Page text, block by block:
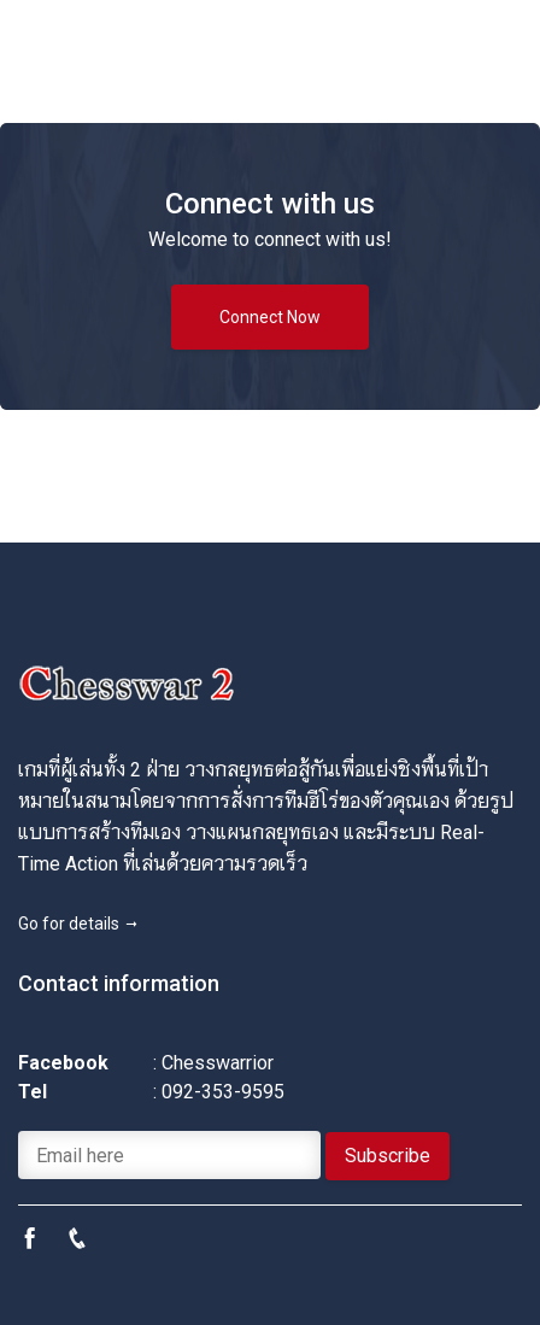
Connect with us
Welcome to connect with us!
Connect Now
เกมที่ผู้เล่นทั้ง 2 ฝ่าย วางกลยุทธต่อสู้กันเพื่อแย่งชิงพื้นที่เป้า
หมายในสนามโดยจากการสั่งการทีมฮีโร่ของตัวคุณเอง ด้วยรูป
แบบการสร้างทีมเอง วางแผนกลยุทธเอง และมีระบบ Real-
Time Action ที่เล่นด้วยความรวดเร็ว
Go for details
Contact information
Facebook
: Chesswarrior
Tel
: 092-353-9595
Subscribe